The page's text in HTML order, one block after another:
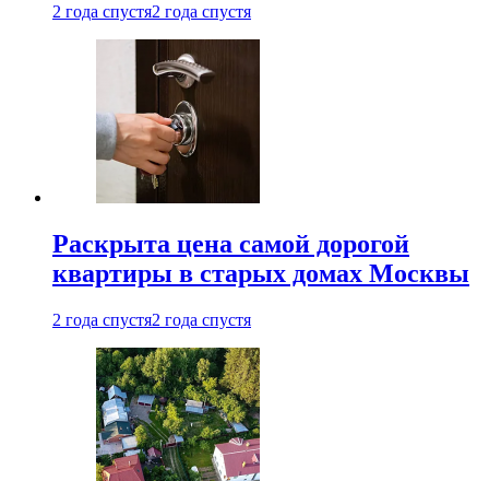
2 года спустя2 года спустя
Раскрыта цена самой дорогой
квартиры в старых домах Москвы
2 года спустя2 года спустя